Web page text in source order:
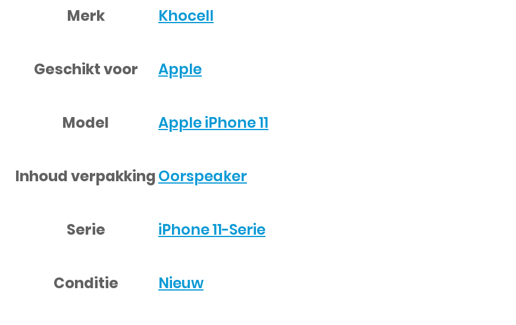
Merk Khocell
Geschikt voor Apple
Model Apple iPhone 11
Inhoud verpakkingOorspeaker
Serie iPhone 11-Serie
Conditie Nieuw